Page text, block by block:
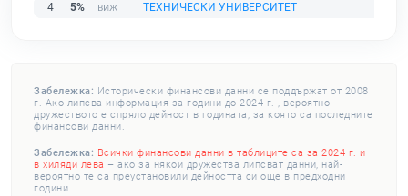
4
5% ТЕХНИЧЕСКИ УНИВЕРСИТЕТ
Забележка: Исторически финансови данни се поддържат от 2008
г. Ако липсва информация за години до 2024 г. , вероятно
дружеството е спряло дейност в годината, за която са последните
финансови данни.
Забележка: Всички финансови данни в таблиците са за 2024 г. и
в хиляди лева – ако за някои дружества липсват данни, най-
вероятно те са преустановили дейността си още в предходни
години.